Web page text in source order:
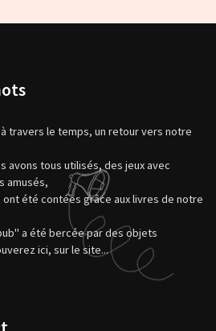
travers le temps, un retour vers notre
avons tous utilisés, des jeux avec
amusés,
été contées grâce aux livres de notre
a été bercée par des objets
ici, sur le site...